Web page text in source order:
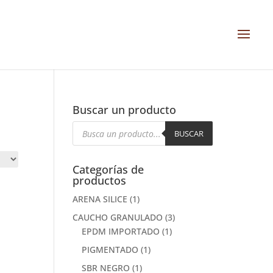
Buscar un producto
Búsqueda
productos
BUSCAR
Categorías de
productos
ARENA SILICE (1)
CAUCHO GRANULADO (3)
EPDM IMPORTADO (1)
PIGMENTADO (1)
SBR NEGRO (1)